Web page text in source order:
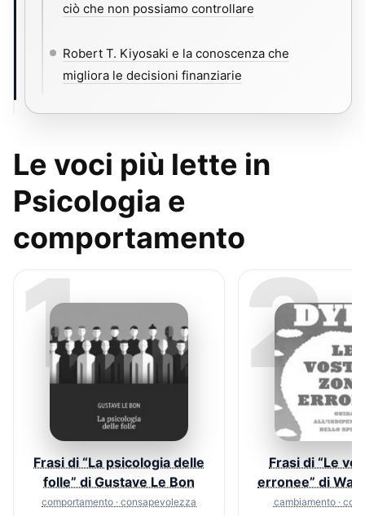
ciò che non possiamo controllare
Robert T. Kiyosaki e la conoscenza che
migliora le decisioni finanziarie
Le voci più lette in
Psicologia e
comportamento
1
Frasi di “La psicologia delle
folle” di Gustave Le Bon
comportamento · consapevolezza
2
Frasi di “Le
erronee” di
cambiamento ·